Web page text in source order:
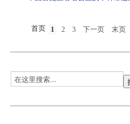
首页 1 2 3 下一页 末页